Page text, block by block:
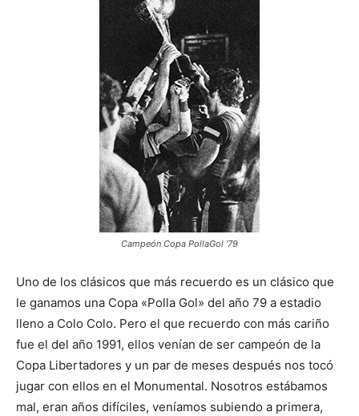
Campeón Copa PollaGol ’79
Uno de los clásicos que más recuerdo es un clásico que
le ganamos una Copa «Polla Gol» del año 79 a estadio
lleno a Colo Colo. Pero el que recuerdo con más cariño
fue el del año 1991, ellos venían de ser campeón de la
Copa Libertadores y un par de meses después nos tocó
jugar con ellos en el Monumental. Nosotros estábamos
mal, eran años difíciles, veníamos subiendo a primera,